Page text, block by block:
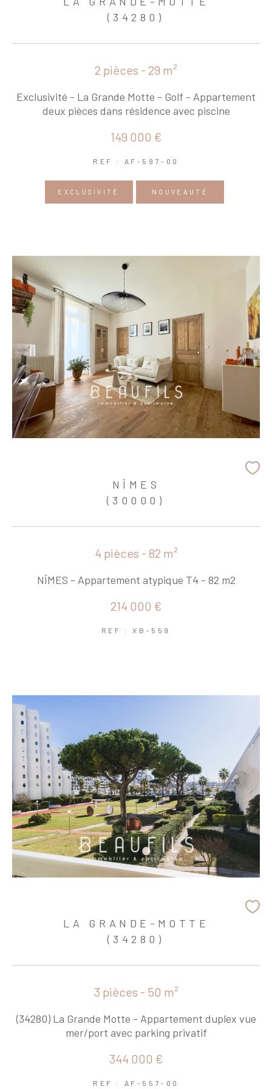
(34280)
2 pièces - 29 m²
Exclusivité - La Grande Motte - Golf - Appartement
deux pièces dans résidence avec piscine
149 000 €
REF : AF-597-00
EXCLUSIVITÉ NOUVEAUTÉ
NÎMES
(30000)
4 pièces - 82 m²
NÎMES - Appartement atypique T4 - 82 m2
214 000 €
REF : XB-559
LA GRANDE-MOTTE
(34280)
3 pièces - 50 m²
(34280) La Grande Motte - Appartement duplex vue
mer/port avec parking privatif
344 000 €
REF : AF-557-00